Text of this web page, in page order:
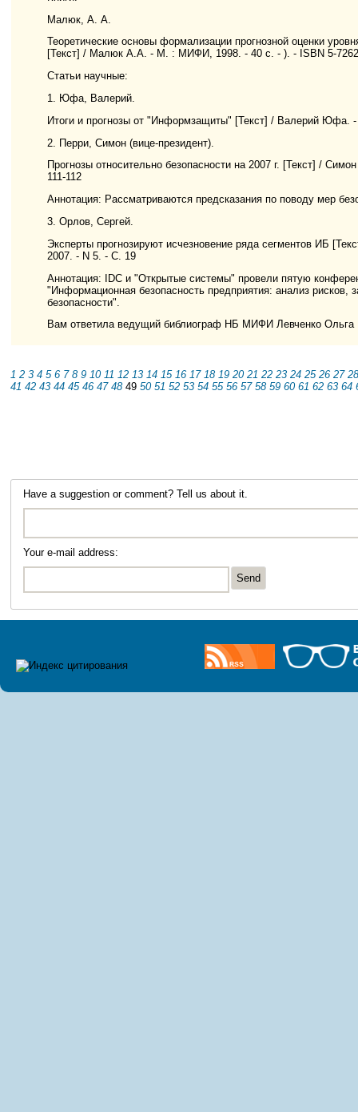
Малюк, А. А.
Теоретические основы формализации прогнозной оценки
[Текст] / Малюк А.А. - М. : МИФИ, 1998. - 40 с. - ). - ISBN 5-
Статьи научные:
1. Юфа, Валерий.
Итоги и прогнозы от "Информзащиты" [Текст] / Валерий
2. Перри, Симон (вице-президент).
Прогнозы относительно безопасности на 2007 г. [Текст] /
111-112
Аннотация: Рассматриваются предсказания по поводу мер
3. Орлов, Сергей.
Эксперты прогнозируют исчезновение ряда сегментов ИБ
2007. - N 5. - С. 19
Аннотация: IDC и "Открытые системы" провели пятую
"Информационная безопасность предприятия: анализ рисков,
безопасности".
Вам ответила ведущий библиограф НБ МИФИ Левченко Ольга
1 2 3 4 5 6 7 8 9 10 11 12 13 14 15 16 17 18 19 20 21 22 23 24 25 26 27 28
41 42 43 44 45 46 47 48 49 50 51 52 53 54 55 56 57 58 59 60 61 62 63 64
Have a suggestion or comment? Tell us about it.
Your e-mail address: